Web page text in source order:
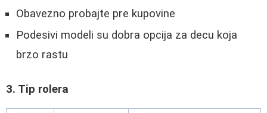
Obavezno probajte pre kupovine
Podesivi modeli su dobra opcija za decu koja
brzo rastu
3. Tip rolera